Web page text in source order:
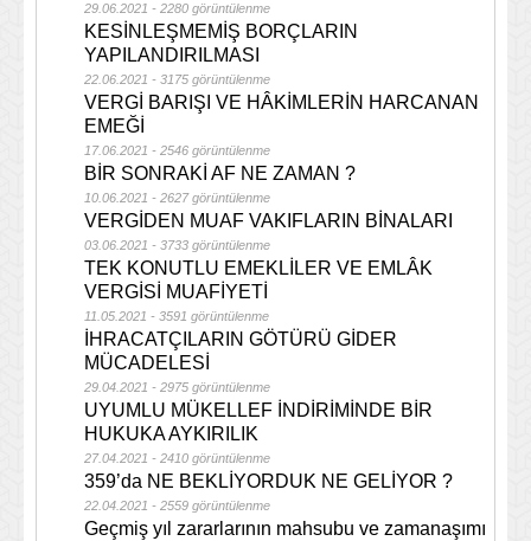
29.06.2021 - 2280 görüntülenme
KESİNLEŞMEMİŞ BORÇLARIN
YAPILANDIRILMASI
22.06.2021 - 3175 görüntülenme
VERGİ BARIŞI VE HÂKİMLERİN HARCANAN
EMEĞİ
17.06.2021 - 2546 görüntülenme
BİR SONRAKİ AF NE ZAMAN ?
10.06.2021 - 2627 görüntülenme
VERGİDEN MUAF VAKIFLARIN BİNALARI
03.06.2021 - 3733 görüntülenme
TEK KONUTLU EMEKLİLER VE EMLÂK
VERGİSİ MUAFİYETİ
11.05.2021 - 3591 görüntülenme
İHRACATÇILARIN GÖTÜRÜ GİDER
MÜCADELESİ
29.04.2021 - 2975 görüntülenme
UYUMLU MÜKELLEF İNDİRİMİNDE BİR
HUKUKA AYKIRILIK
27.04.2021 - 2410 görüntülenme
359’da NE BEKLİYORDUK NE GELİYOR ?
22.04.2021 - 2559 görüntülenme
Geçmiş yıl zararlarının mahsubu ve zamanaşımı